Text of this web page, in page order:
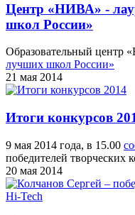
Центр «НИВА» -
школ России»
Образовательный центр
лучших школ России»
21 мая 2014
Итоги конкурсов
9 мая 2014 года, в 15.00
победителей творческих
20 мая 2014